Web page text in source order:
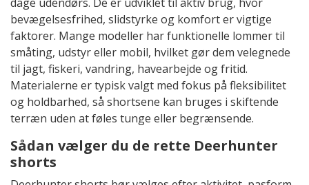
bevægelsesfrihed, slidstyrke og komfort er vigtige
faktorer. Mange modeller har funktionelle lommer til
småting, udstyr eller mobil, hvilket gør dem velegnede
til jagt, fiskeri, vandring, havearbejde og fritid.
Materialerne er typisk valgt med fokus på fleksibilitet
og holdbarhed, så shortsene kan bruges i skiftende
terræn uden at føles tunge eller begrænsende.
Sådan vælger du de rette Deerhunter
shorts